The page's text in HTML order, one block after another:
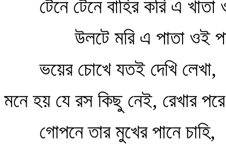
টেনে টেনে বাহির করি এ
উলটে মরি এ পাতা ওই
ভয়ের চোখে যতই দেখি লেখা,
মনে হয় যে রস কিছু নেই, রেখার
গোপনে তার মুখের পানে চাহি,